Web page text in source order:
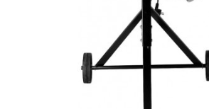
строительный агрегат для
растворов или смесей. Машина
литров раствора всего за 5
Асинхронный двигатель
повреждений кожухом. Венец
чугуна, обладает высокой